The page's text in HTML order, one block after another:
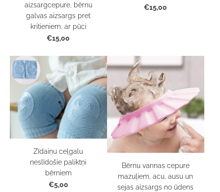
aizsargcepure, bērnu
galvas aizsargs pret
kritieniem, ar pūci
€15,00
€15,00
Zīdaiņu ceļgalu
neslīdošie paliktņi
bērniem
€5,00
Bērnu vannas cepure
mazuļiem, acu, ausu un
sejas aizsargs no ūdens